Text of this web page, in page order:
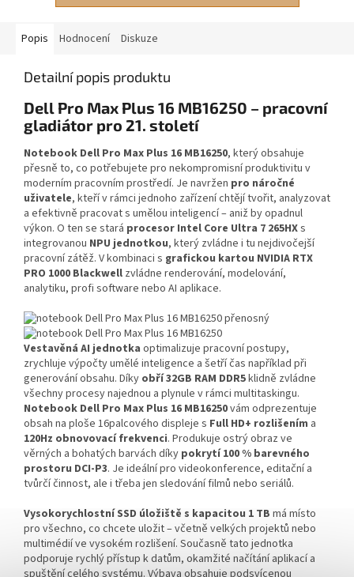
Popis Hodnocení Diskuze
Detailní popis produktu
Dell Pro Max Plus 16 MB16250 – pracovní
gladiátor pro 21. století
Notebook Dell Pro Max Plus 16 MB16250, který obsahuje
přesně to, co potřebujete pro nekompromisní produktivitu v
moderním pracovním prostředí. Je navržen pro náročné
uživatele, kteří v rámci jednoho zařízení chtějí tvořit, analyzovat
a efektivně pracovat s umělou inteligencí – aniž by opadnul
výkon. O ten se stará procesor Intel Core Ultra 7 265HXs
integrovanou NPU jednotkou, který zvládne i tu nejdivočejší
pracovní zátěž. V kombinaci s grafickou kartou NVIDIA RTX
PRO 1000 Blackwell zvládne renderování, modelování,
analytiku, profi software nebo AI aplikace.
Vestavěná AI jednotka optimalizuje pracovní postupy,
zrychluje výpočty umělé inteligence a šetří čas například při
generování obsahu. Díky obří 32GB RAM DDR5klidně zvládne
všechny procesy najednou a plynule v rámci multitaskingu.
Notebook Dell Pro Max Plus 16 MB16250vám odprezentuje
obsah na ploše 16palcového displeje s Full HD+ rozlišením a
120Hz obnovovací frekvenci. Produkuje ostrý obraz ve
věrných a bohatých barvách díky pokrytí 100 % barevného
prostoru DCI-P3. Je ideální pro videokonference, editační a
tvůrčí činnost, ale i třeba jen sledování filmů nebo seriálů.
Vysokorychlostní SSD úložiště s kapacitou 1 TB má místo
pro všechno, co chcete uložit – včetně velkých projektů nebo
multimédií ve vysokém rozlišení. Současně tato jednotka
podporuje rychlý přístup k datům, okamžité načítání aplikací a